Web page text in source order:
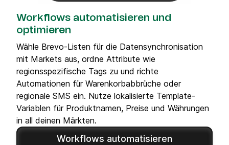
Workflows automatisieren und
optimieren
Wähle Brevo-Listen für die Datensynchronisation
mit Markets aus, ordne Attribute wie
regionsspezifische Tags zu und richte
Automationen für Warenkorbabbrüche oder
regionale SMS ein. Nutze lokalisierte Template-
Variablen für Produktnamen, Preise und Währungen
in all deinen Märkten.
Workflows automatisieren